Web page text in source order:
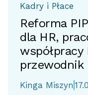
Kadry i Płace
Reforma
dla HR,
przewodnik
Kinga Miszyn